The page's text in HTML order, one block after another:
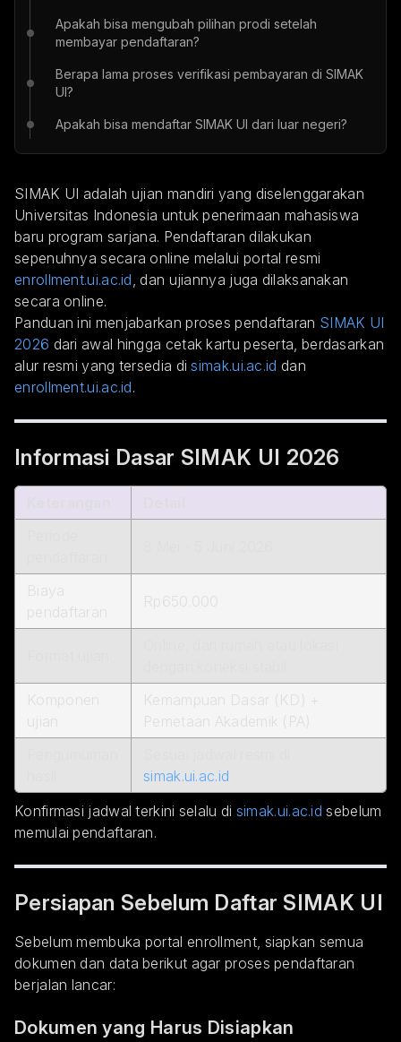
Apakah bisa mengubah pilihan prodi setelah
membayar pendaftaran?
Berapa lama proses verifikasi pembayaran di SIMAK
UI?
Apakah bisa mendaftar SIMAK UI dari luar negeri?
SIMAK UI adalah ujian mandiri yang diselenggarakan
Universitas Indonesia untuk penerimaan mahasiswa
baru program sarjana. Pendaftaran dilakukan
sepenuhnya secara online melalui portal resmi
enrollment.ui.ac.id, dan ujiannya juga dilaksanakan
secara online.
Panduan ini menjabarkan proses pendaftaran SIMAK UI
2026 dari awal hingga cetak kartu peserta, berdasarkan
alur resmi yang tersedia disimak.ui.ac.id dan
enrollment.ui.ac.id.
Informasi Dasar SIMAK UI 2026
simak.ui.ac.id
Konfirmasi jadwal terkini selalu di simak.ui.ac.id sebelum
memulai pendaftaran.
Persiapan Sebelum Daftar SIMAK UI
Sebelum membuka portal enrollment, siapkan semua
dokumen dan data berikut agar proses pendaftaran
berjalan lancar:
Dokumen yang Harus Disiapkan